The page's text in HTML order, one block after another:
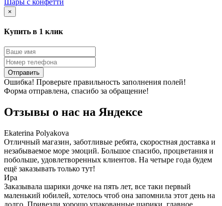
×
Купить в 1 клик
Отправить
Ошибка! Проверьте правильность заполнения полей!
Форма отправлена, спасибо за обращение!
Отзывы о нас на Яндексе
Ekaterina Polyakova
Отличный магазин, заботливые ребята, скоростная доставка и
незабываемое море эмоций. Большое спасибо, процветания и
побольше, удовлетворенных клиентов. На четыре года будем
ещё заказывать только тут!
Ира
Заказывала шарики дочке на пять лет, все таки первый
маленький юбилей, хотелось чтоб она запомнила этот день на
долго. Привезли хорошо упакованные шарики, главное